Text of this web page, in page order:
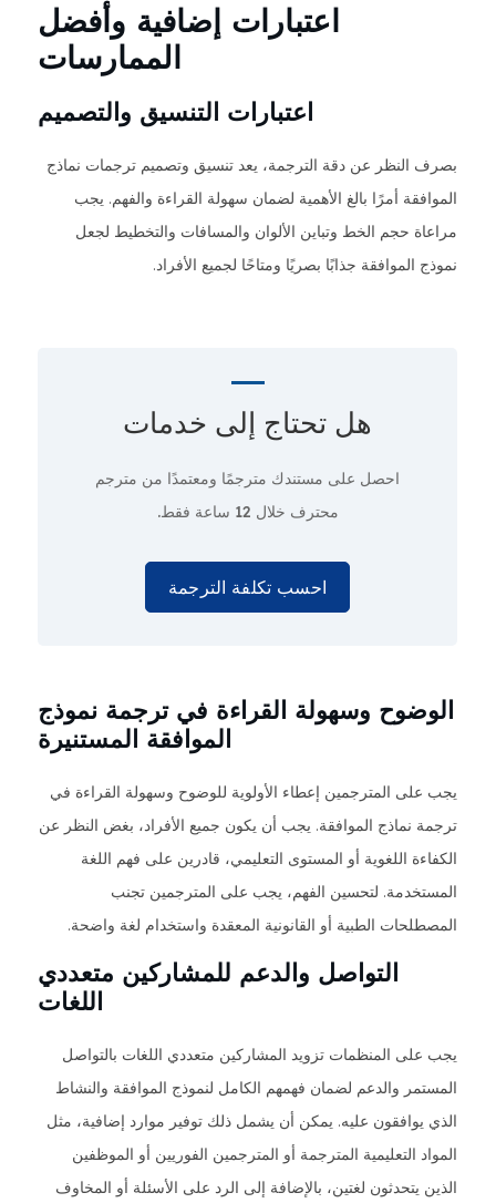
اعتبارات إضافية وأفضل
الممارسات
اعتبارات التنسيق والتصميم
بصرف النظر عن دقة الترجمة، يعد تنسيق وتصميم ترجمات نماذج
الموافقة أمرًا بالغ الأهمية لضمان سهولة القراءة والفهم. يجب
مراعاة حجم الخط وتباين الألوان والمسافات والتخطيط لجعل
نموذج الموافقة جذابًا بصريًا ومتاحًا لجميع الأفراد.
هل تحتاج إلى خدمات
احصل على مستندك مترجمًا ومعتمدًا من مترجم
محترف خلال 12 ساعة فقط.
احسب تكلفة الترجمة
الوضوح وسهولة القراءة في ترجمة نموذج
الموافقة المستنيرة
يجب على المترجمين إعطاء الأولوية للوضوح وسهولة القراءة في
ترجمة نماذج الموافقة. يجب أن يكون جميع الأفراد، بغض النظر عن
الكفاءة اللغوية أو المستوى التعليمي، قادرين على فهم اللغة
المستخدمة. لتحسين الفهم، يجب على المترجمين تجنب
المصطلحات الطبية أو القانونية المعقدة واستخدام لغة واضحة.
التواصل والدعم للمشاركين متعددي
اللغات
يجب على المنظمات تزويد المشاركين متعددي اللغات بالتواصل
المستمر والدعم لضمان فهمهم الكامل لنموذج الموافقة والنشاط
الذي يوافقون عليه. يمكن أن يشمل ذلك توفير موارد إضافية، مثل
المواد التعليمية المترجمة أو المترجمين الفوريين أو الموظفين
الذين يتحدثون لغتين، بالإضافة إلى الرد على الأسئلة أو المخاوف